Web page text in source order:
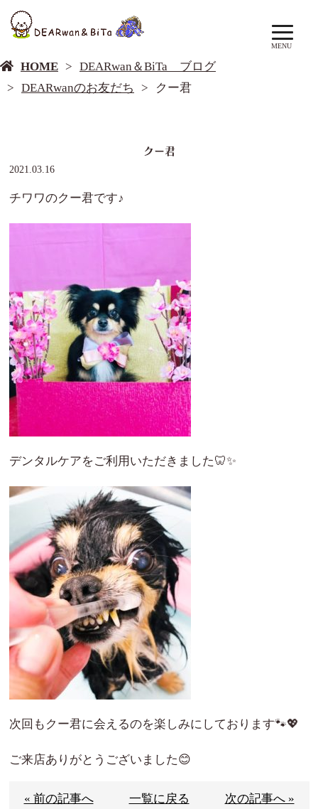
MENU
HOME
DEARwan＆BiTa ブログ
DEARwanのお友だち
クー君
クー君
2021.03.16
チワワのクー君です♪
デンタルケアをご利用いただきました🦷✨
次回もクー君に会えるのを楽しみにしております🐾💖
ご来店ありがとうございました😊
« 前の記事へ 一覧に戻る 次の記事へ »